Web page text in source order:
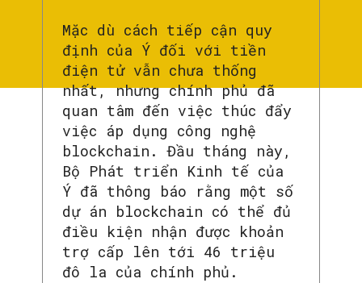
Mặc dù cách tiếp cận quy
định của Ý đối với tiền
điện tử vẫn chưa thống
nhất, nhưng chính phủ đã
quan tâm đến việc thúc đẩy
việc áp dụng công nghệ
blockchain. Đầu tháng này,
Bộ Phát triển Kinh tế của
Ý đã thông báo rằng một số
dự án blockchain có thể đủ
điều kiện nhận được khoản
trợ cấp lên tới 46 triệu
đô la của chính phủ.